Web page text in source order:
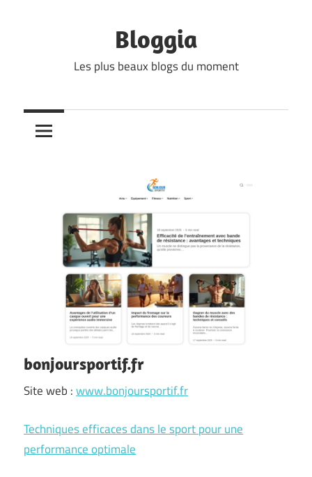
Bloggia
Les plus beaux blogs du moment
bonjoursportif.fr
Site web :www.bonjoursportif.fr
Techniques efficaces dans le sport pour une
performance optimale